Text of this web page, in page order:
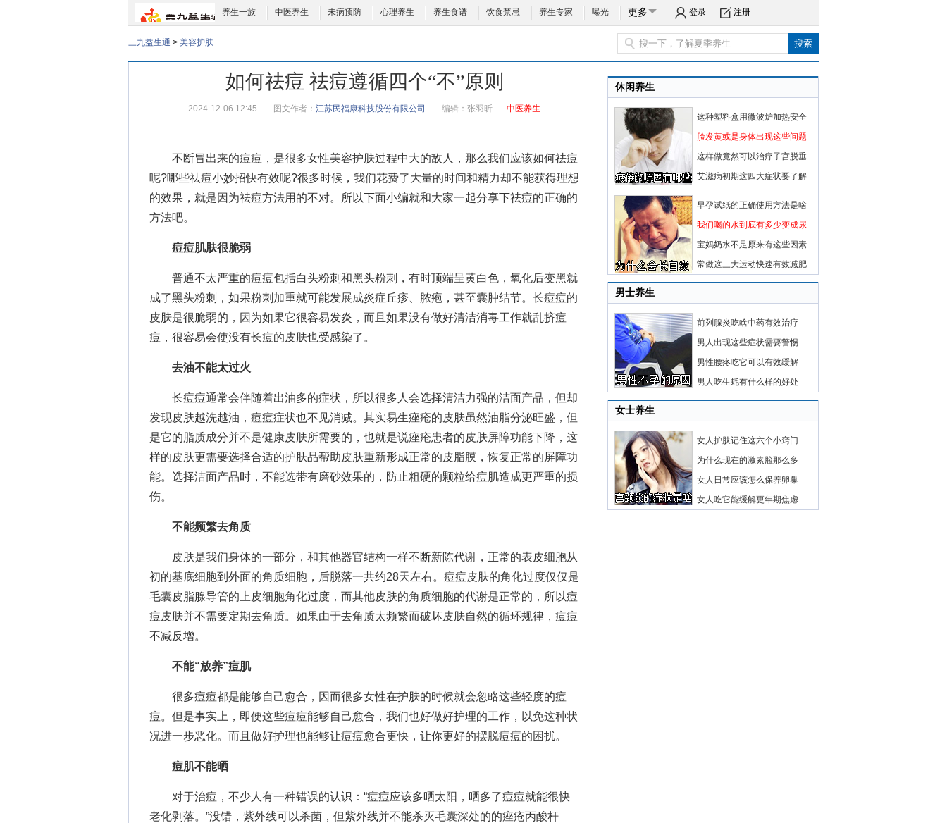
养生一族 中医养生 未病预防 心理养生 养生食谱 饮食禁忌 养生专家 曝光 更多 登录 注册
三九益生通 > 美容护肤
如何祛痘 祛痘遵循四个“不”原则
2024-12-06 12:45 图文作者： 江苏民福康科技股份有限公司 编辑： 张羽昕 中医养生
不断冒出来的痘痘，是很多女性美容护肤过程中大的敌人，那么我们应该如何祛痘
呢?哪些祛痘小妙招快有效呢?很多时候，我们花费了大量的时间和精力却不能获得理想
的效果，就是因为祛痘方法用的不对。所以下面小编就和大家一起分享下祛痘的正确的
方法吧。
痘痘肌肤很脆弱
普通不太严重的痘痘包括白头粉刺和黑头粉刺，有时顶端呈黄白色，氧化后变黑就
成了黑头粉刺，如果粉刺加重就可能发展成炎症丘疹、脓疱，甚至囊肿结节。长痘痘的
皮肤是很脆弱的，因为如果它很容易发炎，而且如果没有做好清洁消毒工作就乱挤痘
痘，很容易会使没有长痘的皮肤也受感染了。
去油不能太过火
长痘痘通常会伴随着出油多的症状，所以很多人会选择清洁力强的洁面产品，但却
发现皮肤越洗越油，痘痘症状也不见消减。其实易生痤疮的皮肤虽然油脂分泌旺盛，但
是它的脂质成分并不是健康皮肤所需要的，也就是说痤疮患者的皮肤屏障功能下降，这
样的皮肤更需要选择合适的护肤品帮助皮肤重新形成正常的皮脂膜，恢复正常的屏障功
能。选择洁面产品时，不能选带有磨砂效果的，防止粗硬的颗粒给痘肌造成更严重的损
伤。
不能频繁去角质
皮肤是我们身体的一部分，和其他器官结构一样不断新陈代谢，正常的表皮细胞从
初的基底细胞到外面的角质细胞，后脱落一共约28天左右。痘痘皮肤的角化过度仅仅是
毛囊皮脂腺导管的上皮细胞角化过度，而其他皮肤的角质细胞的代谢是正常的，所以痘
痘皮肤并不需要定期去角质。如果由于去角质太频繁而破坏皮肤自然的循环规律，痘痘
不减反增。
不能“放养”痘肌
很多痘痘都是能够自己愈合，因而很多女性在护肤的时候就会忽略这些轻度的痘
痘。但是事实上，即便这些痘痘能够自己愈合，我们也好做好护理的工作，以免这种状
况进一步恶化。而且做好护理也能够让痘痘愈合更快，让你更好的摆脱痘痘的困扰。
痘肌不能晒
对于治痘，不少人有一种错误的认识：“痘痘应该多晒太阳，晒多了痘痘就能很快
老化剥落。”没错，紫外线可以杀菌，但紫外线并不能杀灭毛囊深处的的痤疮丙酸杆
休闲养生
这种塑料盒用微波炉加热安全
脸发黄或是身体出现这些问题
这样做竟然可以治疗子宫脱垂
艾滋病初期这四大症状要了解
早孕试纸的正确使用方法是啥
我们喝的水到底有多少变成尿
宝妈奶水不足原来有这些因素
常做这三大运动快速有效减肥
男士养生
前列腺炎吃啥中药有效治疗
男人出现这些症状需要警惕
男性腰疼吃它可以有效缓解
男人吃生蚝有什么样的好处
女士养生
女人护肤记住这六个小窍门
为什么现在的激素脸那么多
女人日常应该怎么保养卵巢
女人吃它能缓解更年期焦虑